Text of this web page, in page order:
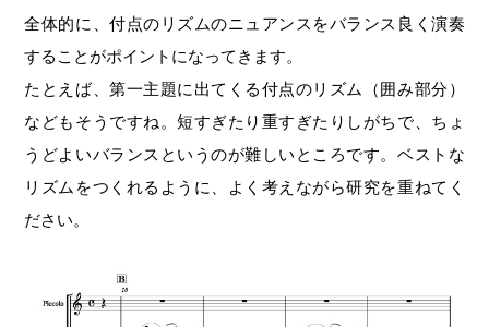
全体的に、付点のリズムのニュアンスをバランス良く演奏
することがポイントになってきます。
たとえば、第一主題に出てくる付点のリズム（囲み部分）
などもそうですね。短すぎたり重すぎたりしがちで、ちょ
うどよいバランスというのが難しいところです。ベストな
リズムをつくれるように、よく考えながら研究を重ねてく
ださい。